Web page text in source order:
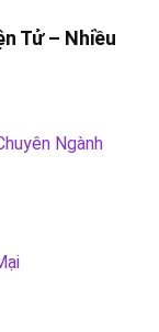
Tử – Nhiều
Ngành